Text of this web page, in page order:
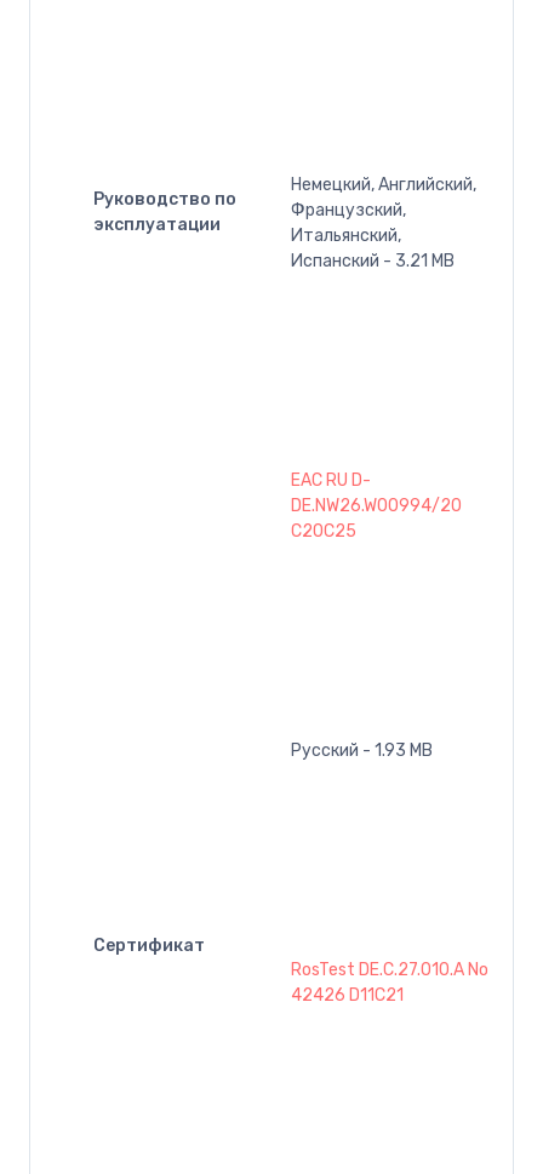
Руководство по
эксплуатации
Немецкий, Английский,
Французский,
Итальянский,
Испанский - 3.21 MB
Сертификат
EAC RU D-
DE.NW26.W00994/20
C20C25
Русский - 1.93 MB
RosTest DE.C.27.010.A No
42426 D11C21